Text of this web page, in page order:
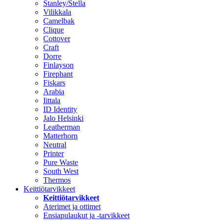
Stanley/Stella
Vilikkala
Camelbak
Clique
Cottover
Craft
Dorre
Finlayson
Firephant
Fiskars
Arabia
Iittala
ID Identity
Jalo Helsinki
Leatherman
Matterhorn
Neutral
Printer
Pure Waste
South West
Thermos
Keittiötarvikkeet
Keittiötarvikkeet
Aterimet ja ottimet
Ensiapulaukut ja -tarvikkeet